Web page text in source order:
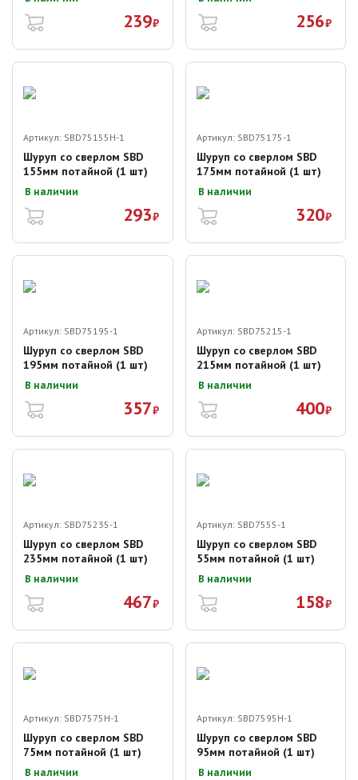
239₽ 256₽
Артикул: SBD75155H-1
Шуруп со сверлом SBD
155мм потайной (1 шт)
В наличии
293₽
Артикул: SBD75175-1
Шуруп со сверлом SBD
175мм потайной (1 шт)
В наличии
320₽
Артикул: SBD75195-1
Шуруп со сверлом SBD
195мм потайной (1 шт)
В наличии
357₽
Артикул: SBD75215-1
Шуруп со сверлом SBD
215мм потайной (1 шт)
В наличии
400₽
Артикул: SBD75235-1
Шуруп со сверлом SBD
235мм потайной (1 шт)
В наличии
467₽
Артикул: SBD7555-1
Шуруп со сверлом SBD
55мм потайной (1 шт)
В наличии
158₽
Артикул: SBD7575H-1
Шуруп со сверлом SBD
75мм потайной (1 шт)
В наличии
Артикул: SBD7595H-1
Шуруп со сверлом SBD
95мм потайной (1 шт)
В наличии